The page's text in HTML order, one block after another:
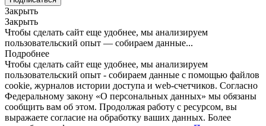
Закрыть
Закрыть
Чтобы сделать сайт еще удобнее, мы анализируем
пользовательский опыт — собираем данные...
Подробнее
Чтобы сделать сайт еще удобнее, мы анализируем
пользовательский опыт - собираем данные с помощью файлов
cookie, журналов истории доступа и web-счетчиков. Согласно
Федеральному закону «О персональных данных» мы обязаны
сообщить вам об этом. Продолжая работу с ресурсом, вы
выражаете согласие на обработку ваших данных. Более